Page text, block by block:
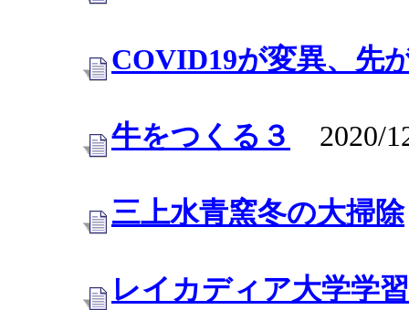
COVID19が変異、先
牛をつくる３ 2020/
三上水青窯冬の大掃除
レイカディア大学学